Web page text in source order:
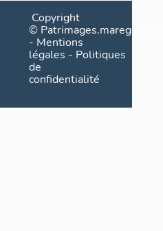
Copyright
©
- Mentions
légales - Politiques
de
confidentialité